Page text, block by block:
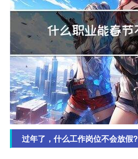
过年了，什么工作岗位不会放假?